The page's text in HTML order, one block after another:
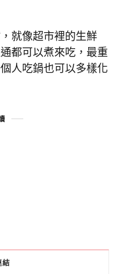
就像超市裡的生鮮
都可以煮來吃，最重
人吃鍋也可以多樣化
結